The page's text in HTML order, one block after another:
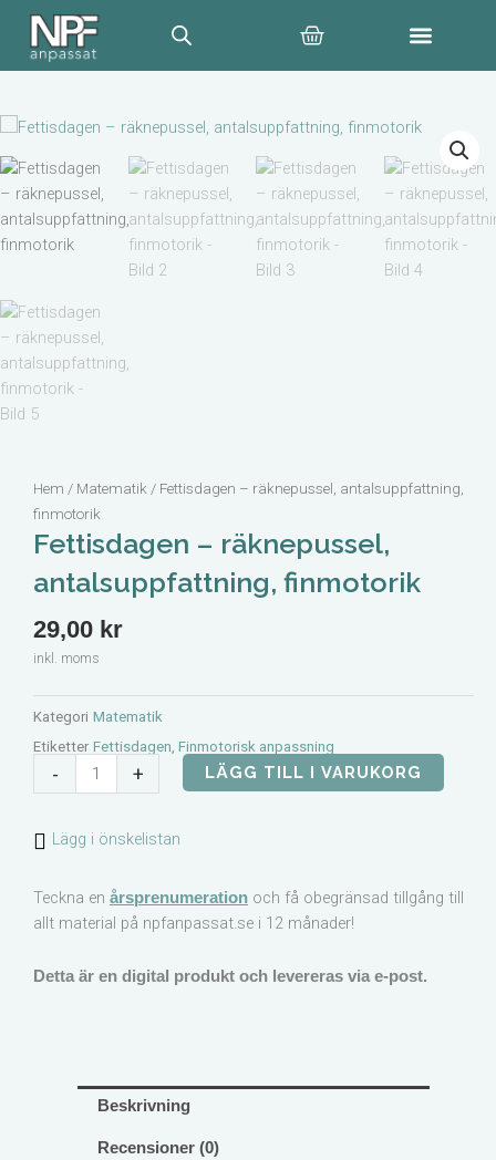
Hoppa
innehåll
Varukorg
Hem / Matematik / Fettisdagen – räknepussel, antalsuppfattning,
finmotorik
Fettisdagen – räknepussel,
antalsuppfattning, finmotorik
29,00 kr
inkl. moms
Kategori Matematik
Etiketter Fettisdagen Finmotorisk anpassning
-
Fettisdagen
–
antalsuppfattning,
mängd
+ LÄGG TILL I VARUKORG
Lägg i önskelistan
Teckna en årsprenumeration och få obegränsad tillgång till
allt material på npfanpassat.se i 12 månader!
Detta är en digital produkt och levereras via e-post.
Beskrivning
Recensioner (0)